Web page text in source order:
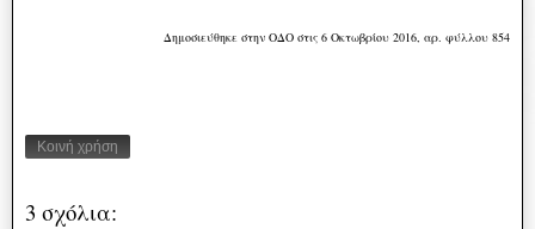
Δημοσιεύθηκε στην ΟΔΟ στις 6 Οκτωβρίου 2016, αρ. φύλλου 854
Κοινή χρήση
3 σχόλια: